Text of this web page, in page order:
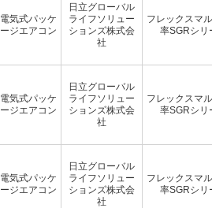
電気式パッケ
ージエアコン
日立グローバル
ライフソリュー
ションズ株式会
社
フレックスマ
率SGRシリ
電気式パッケ
ージエアコン
日立グローバル
ライフソリュー
ションズ株式会
社
フレックスマ
率SGRシリ
電気式パッケ
ージエアコン
日立グローバル
ライフソリュー
ションズ株式会
社
フレックスマ
率SGRシリ